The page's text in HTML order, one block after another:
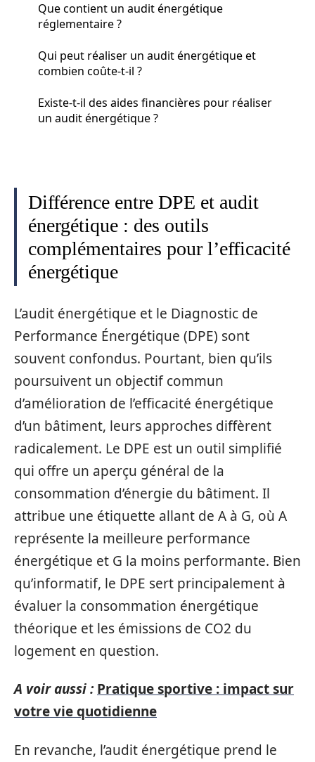
Que contient un audit énergétique
réglementaire ?
Qui peut réaliser un audit énergétique et
combien coûte-t-il ?
Existe-t-il des aides financières pour réaliser
un audit énergétique ?
Différence entre DPE et audit
énergétique : des outils
complémentaires pour l’efficacité
énergétique
L’audit énergétique et le Diagnostic de
Performance Énergétique (DPE) sont
souvent confondus. Pourtant, bien qu’ils
poursuivent un objectif commun
d’amélioration de l’efficacité énergétique
d’un bâtiment, leurs approches diffèrent
radicalement. Le DPE est un outil simplifié
qui offre un aperçu général de la
consommation d’énergie du bâtiment. Il
attribue une étiquette allant de A à G, où A
représente la meilleure performance
énergétique et G la moins performante. Bien
qu’informatif, le DPE sert principalement à
évaluer la consommation énergétique
théorique et les émissions de CO2 du
logement en question.
A voir aussi : Pratique sportive : impact sur
votre vie quotidienne
En revanche, l’audit énergétique prend le